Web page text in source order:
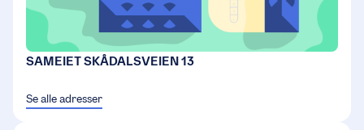
SAMEIET SKÅDALSVEIEN 13
Se alle adresser